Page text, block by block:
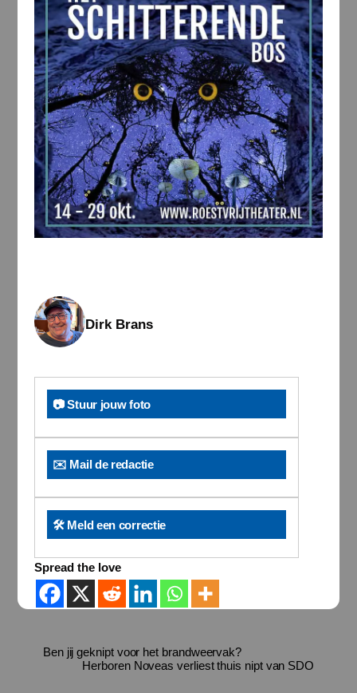
Dirk Brans
📷 Stuur jouw foto
✉️ Mail de redactie
🛠️ Meld een correctie
Spread the love
Ben jij geknipt voor het brandweervak?
Herboren Noveas verliest thuis nipt van SDO